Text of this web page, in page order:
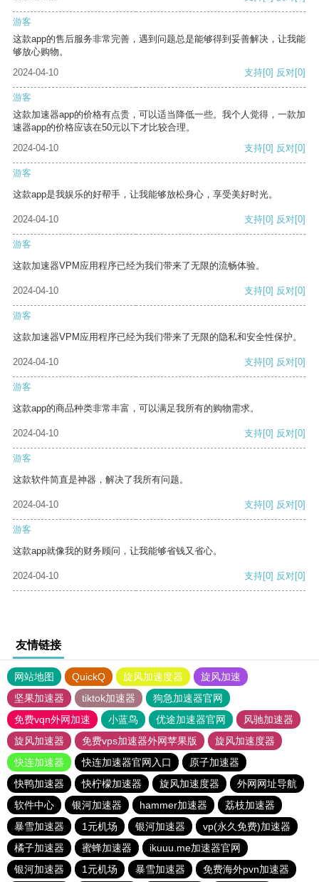
游客
这款app的售后服务非常完善，遇到问题总是能够得到妥善解决，让我能
够放心购物。
2024-04-10
支持[0] 反对[0]
游客
这款加速器app的价格有点贵，可以适当降低一些。我个人觉得，一款加
速器app的价格应该在50元以下才比较合理。
2024-04-10
支持[0] 反对[0]
游客
这款app是我娱乐的好帮手，让我能够放松身心，享受美好时光。
2024-04-10 支持[0] 反对[0]
游客
这款加速器VPM应用程序已经为我们带来了无限的流畅体验。
2024-04-10 支持[0] 反对[0]
游客
这款加速器VPM应用程序已经为我们带来了无限的隐私和安全性保护。
2024-04-10 支持[0] 反对[0]
游客
这款app的商品种类非常丰富，可以满足我所有的购物需求。
2024-04-10 支持[0] 反对[0]
游客
这款软件简直是神器，解决了我所有问题。
2024-04-10 支持[0] 反对[0]
游客
这款app就像我的财务顾问，让我能够省钱又省心。
2024-04-10 支持[0] 反对[0]
友情链接
网站地图 QuickQ 旋风加速度器
旋风加速
坚果加速器
tiktok加速器
狗急加速器官网
免费vqn外网加速
小蓝鸟 优途加速器官网
风驰加速器
旋风加速器
免费vps加速器外网苹果版
旋风加速度器
快连加速器
快连加速器官网入口
原子加速器
快鸭加速器
快柠檬加速器 旋风加速度器
外网网址导航
软件中心
银河加速器 hammer加速器
荔枝加速器
暴雪加速器
1元机场 银河加速器
vp(永久免费)加速器
橘子加速器
蜜蜂加速器
ikuuu.me加速器官网
银河加速器
1元机场 暴雪加速器 免费海外pvn加速器